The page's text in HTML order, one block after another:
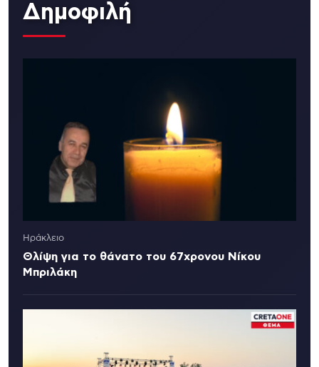
Δημοφιλή
Ηράκλειο
Θλίψη για το θάνατο του 67χρονου Νίκου
Μπριλάκη